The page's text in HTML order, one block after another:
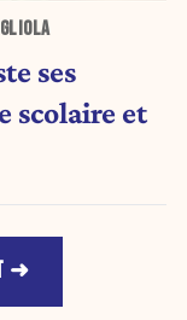
ses
scolaire et